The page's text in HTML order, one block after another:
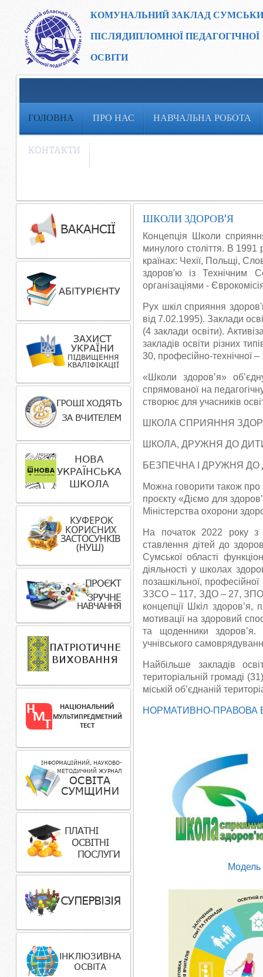
КОМУНАЛЬНИЙ ЗАКЛАД
ПІСЛЯДИПЛОМНОЇ ПЕДАГОГІЧНОЇ
ОСВІТИ
ГОЛОВНА ПРО НАС НАВЧАЛЬНА РОБОТА
КОНТАКТИ
ШКОЛИ ЗДОРОВ’Я
Концепція Школи
минулого століття. В
країнах: Чехії, Польщі,
здоров'ю із Технічним
організаціями -
Рух шкіл сприяння
від 7.02.1995). Заклади
(4 заклади освіти).
закладів освіти різних
30, професійно-технічної –
«Школи здоров’я»
спрямованої на
створює для учасників
ШКОЛА СПРИЯННЯ
ШКОЛА, ДРУЖНЯ ДО
БЕЗПЕЧНА І ДРУЖНЯ
Можна говорити також
проєкту «Діємо для
Міністерства охорони
На початок 2022 року з
ставлення дітей до
Сумської області
діяльності у школах
позашкільної,
ЗЗСО – 117, ЗДО – 27, ЗПО
концепції Шкіл здоров’я,
мотивації на здоровий
та щоденники здоров’я.
учнівського
Найбільше закладів
територіальній громаді
міській об’єднаній
НОРМАТИВНО-ПРАВОВА